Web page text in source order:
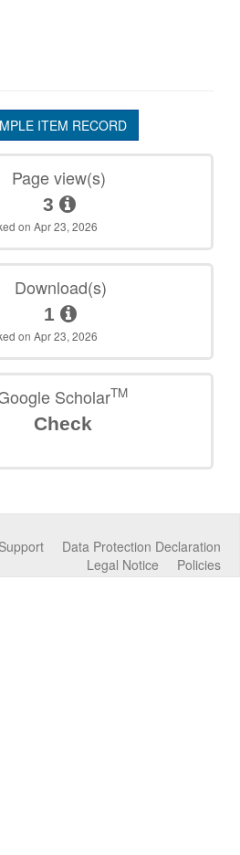
ITEM RECORD
Page view(s)
3
on Apr 23, 2026
Download(s)
1
on Apr 23, 2026
ScholarTM
Check
Data Protection Declaration
Support
Policies
Legal Notice